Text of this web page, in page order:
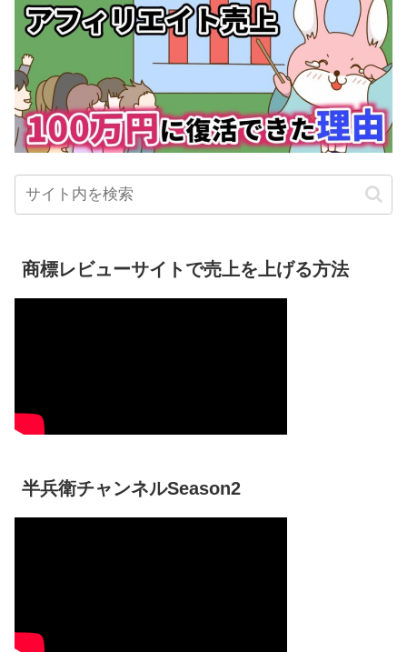
商標レビューサイトで売上を上げる方法
半兵衛チャンネルSeason2